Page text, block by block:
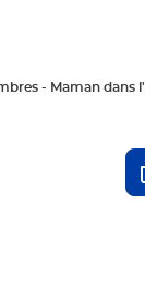
- Maman dans